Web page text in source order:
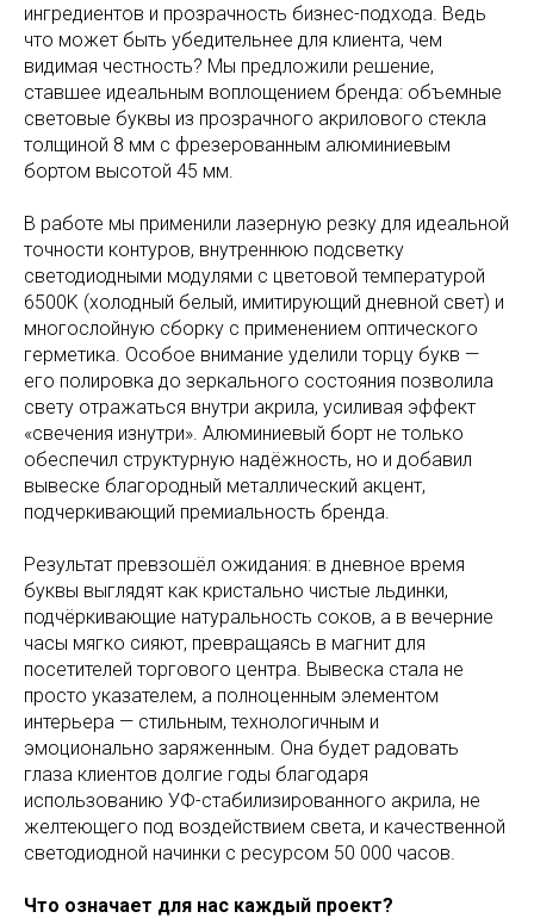
ингредиентов и прозрачность бизнес-подхода. Ведь
что может быть убедительнее для клиента, чем
видимая честность? Мы предложили решение,
ставшее идеальным воплощением бренда: объемные
световые буквы из прозрачного акрилового стекла
толщиной 8 мм с фрезерованным алюминиевым
бортом высотой 45 мм.
В работе мы применили лазерную резку для идеальной
точности контуров, внутреннюю подсветку
светодиодными модулями с цветовой температурой
6500K (холодный белый, имитирующий дневной свет) и
многослойную сборку с применением оптического
герметика. Особое внимание уделили торцу букв —
его полировка до зеркального состояния позволила
свету отражаться внутри акрила, усиливая эффект
«свечения изнутри». Алюминиевый борт не только
обеспечил структурную надёжность, но и добавил
вывеске благородный металлический акцент,
подчеркивающий премиальность бренда.
Результат превзошёл ожидания: в дневное время
буквы выглядят как кристально чистые льдинки,
подчёркивающие натуральность соков, а в вечерние
часы мягко сияют, превращаясь в магнит для
посетителей торгового центра. Вывеска стала не
просто указателем, а полноценным элементом
интерьера — стильным, технологичным и
эмоционально заряженным. Она будет радовать
глаза клиентов долгие годы благодаря
использованию УФ-стабилизированного акрила, не
желтеющего под воздействием света, и качественной
светодиодной начинки с ресурсом 50 000 часов.
Что означает для нас каждый проект?